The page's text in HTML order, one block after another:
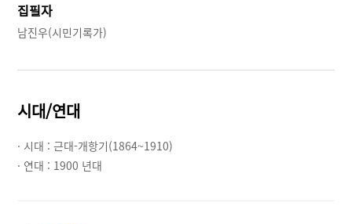
집필자
남진우(시민기록가)
시대/연대
· 시대 :근대-개항기(1864~1910)
· 연대 : 1900 년대